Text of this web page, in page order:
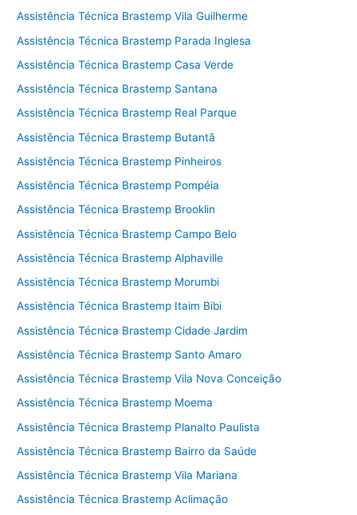
Assistência Técnica Brastemp Vila Guilherme
Assistência Técnica Brastemp Parada Inglesa
Assistência Técnica Brastemp Casa Verde
Assistência Técnica Brastemp Santana
Assistência Técnica Brastemp Real Parque
Assistência Técnica Brastemp Butantã
Assistência Técnica Brastemp Pinheiros
Assistência Técnica Brastemp Pompéia
Assistência Técnica Brastemp Brooklin
Assistência Técnica Brastemp Campo Belo
Assistência Técnica Brastemp Alphaville
Assistência Técnica Brastemp Morumbi
Assistência Técnica Brastemp Itaim Bibi
Assistência Técnica Brastemp Cidade Jardim
Assistência Técnica Brastemp Santo Amaro
Assistência Técnica Brastemp Vila Nova Conceição
Assistência Técnica Brastemp Moema
Assistência Técnica Brastemp Planalto Paulista
Assistência Técnica Brastemp Bairro da Saúde
Assistência Técnica Brastemp Vila Mariana
Assistência Técnica Brastemp Aclimação